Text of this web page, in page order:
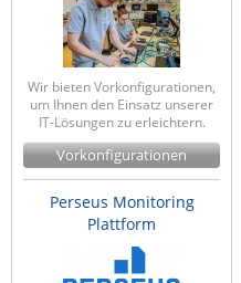
Raritan
Riello UPS
Server Technology
Siretta
SIRIO Antenne
Tactical Software
Wir bieten Vorkonfigurationen,
um Ihnen den Einsatz unserer
IT-Lösungen zu erleichtern.
Vorkonfigurationen
Perseus Monitoring
Plattform